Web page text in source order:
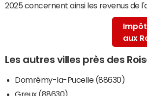
2025 concernent ainsi les revenus de
aux
Les autres villes près des
Domrémy-la-Pucelle (88630)
Greux (88630)